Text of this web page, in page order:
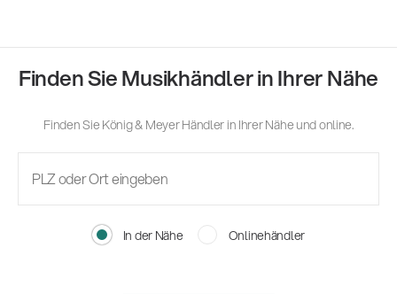
Finden Sie Musikhändler in Ihrer Nähe
Finden Sie König & Meyer Händler in Ihrer Nähe und online.
In der Nähe Onlinehändler